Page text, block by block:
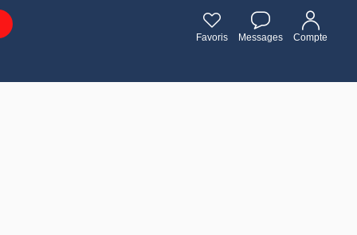
Favoris Messages Compte